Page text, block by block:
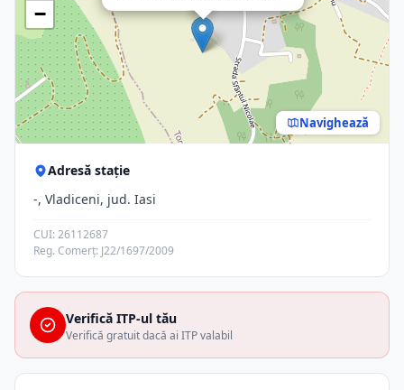
−
Navighează
Adresă stație
-, Vladiceni, jud. Iasi
CUI: 26112687
Reg. Comerț: J22/1697/2009
Verifică ITP-ul tău
Verifică gratuit dacă ai ITP valabil